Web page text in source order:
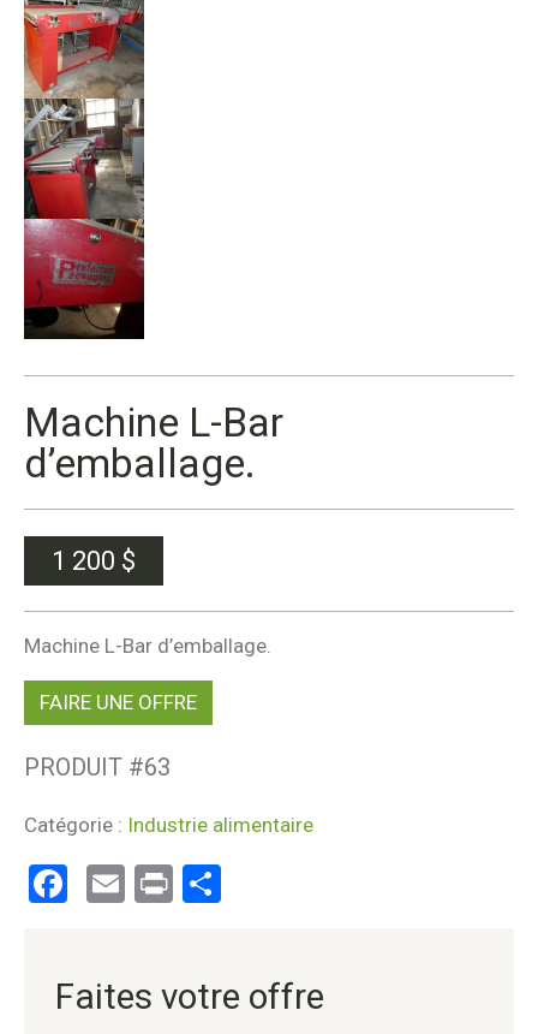
Machine L-Bar
d’emballage.
1 200 $
Machine L-Bar d’emballage.
FAIRE UNE OFFRE
PRODUIT #63
Catégorie : Industrie alimentaire
Facebook
EmailPrint
Faites votre offre